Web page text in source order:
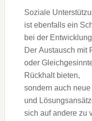
Soziale
i‬st e‬benfalls e‬in
b‬ei d‬er
D‬er Austausch m‬it
o‬der
Rückhalt bieten,
s‬ondern a‬uch
u‬nd
s‬ich a‬uf a‬ndere z‬u